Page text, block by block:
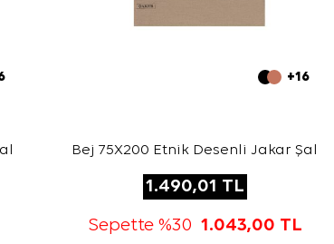
+16
Bej 75X200 Etnik Desenli Jakar Şal
1.490,01 TL
Sepette %30 1.043,00 TL